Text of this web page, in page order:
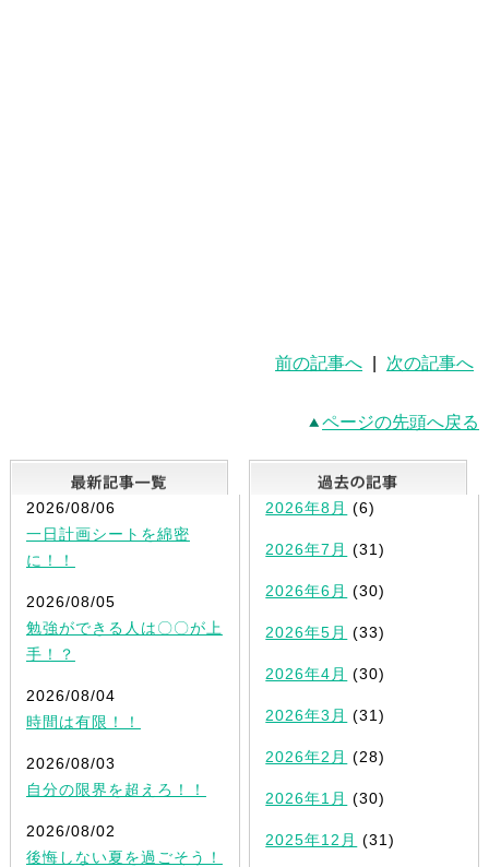
前の記事へ 次の記事へ
ページの先頭へ戻る
最新記事一覧
2026/08/06
一日計画シートを綿密
に！！
2026/08/05
勉強ができる人は〇〇が上
手！？
2026/08/04
時間は有限！！
2026/08/03
自分の限界を超えろ！！
2026/08/02
後悔しない夏を過ごそう！
2026年8月 (6)
2026年7月 (31)
2026年6月 (30)
2026年5月 (33)
2026年4月 (30)
2026年3月 (31)
2026年2月 (28)
2026年1月 (30)
2025年12月 (31)